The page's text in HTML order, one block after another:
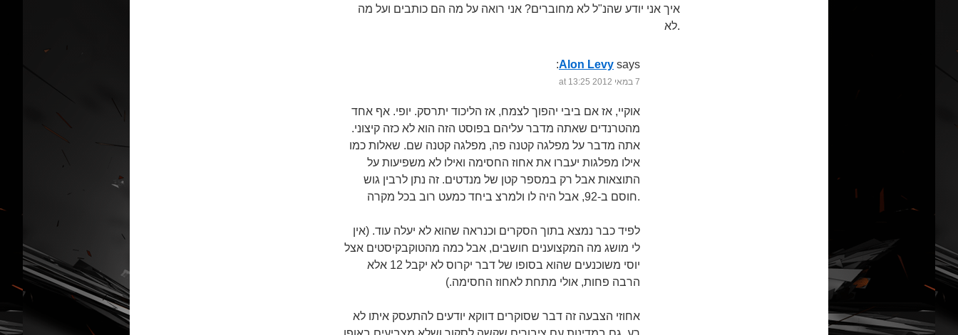
איך אני יודע שהנ"ל לא מחוברים? אני רואה על מה הם כותבים ועל מה
לא.
Alon Levy says:
7 במאי 2012 at 13:25
אוקיי, אז אם ביבי יהפוך לצמח, אז הליכוד יתרסק. יופי. אף אחד
מהטרנדים שאתה מדבר עליהם בפוסט הזה הוא לא כזה קיצוני.
אתה מדבר על מפלגה קטנה פה, מפלגה קטנה שם. שאלות כמו
אילו מפלגות יעברו את אחוז החסימה ואילו לא משפיעות על
התוצאות אבל רק במספר קטן של מנדטים. זה נתן לרבין גוש
חוסם ב-92, אבל היה לו ולמרצ ביחד כמעט רוב בכל מקרה.
לפיד כבר נמצא בתוך הסקרים וכנראה שהוא לא יעלה עוד. (אין
לי מושג מה המקצוענים חושבים, אבל כמה מהטוקבקיסטים אצל
יוסי משוכנעים שהוא בסופו של דבר יקרוס לא יקבל 12 אלא
הרבה פחות, אולי מתחת לאחוז החסימה.)
אחוזי הצבעה זה דבר שסוקרים דווקא יודעים להתעסק איתו לא